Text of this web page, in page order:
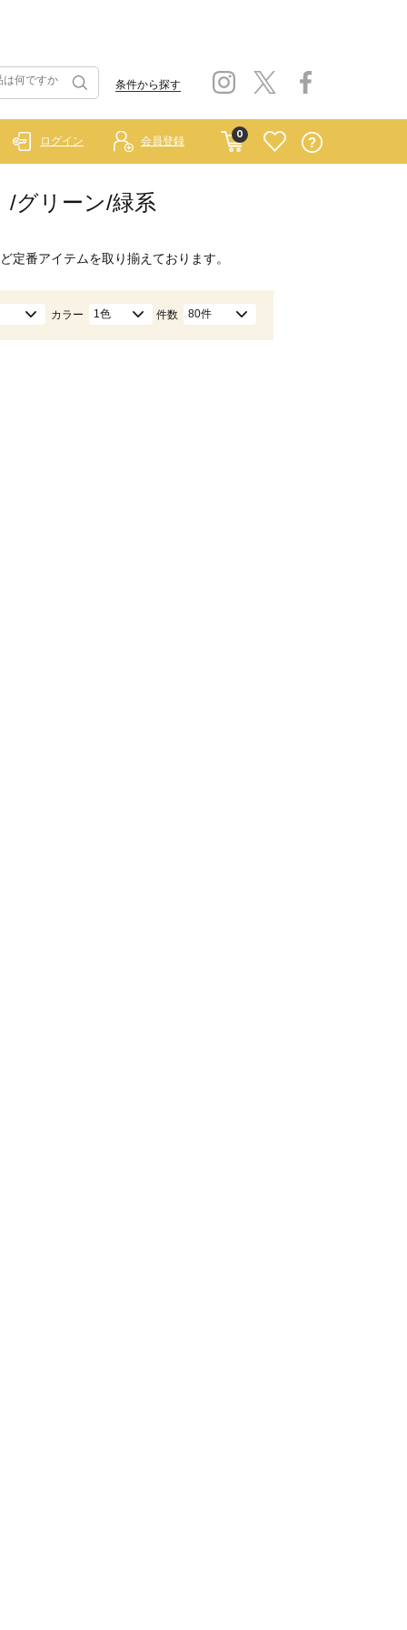
条件から探す
0
ログイン 会員登録
/グリーン/緑系
定番アイテムを取り揃えております。
カラー 1色 件数 80件